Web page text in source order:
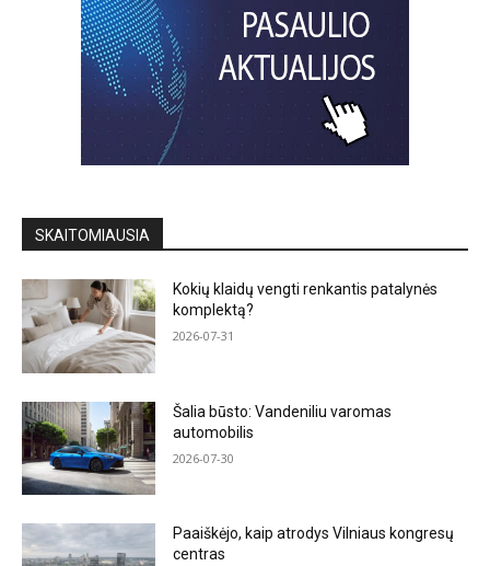
SKAITOMIAUSIA
Kokių klaidų vengti renkantis patalynės
komplektą?
2026-07-31
Šalia būsto: Vandeniliu varomas
automobilis
2026-07-30
Paaiškėjo, kaip atrodys Vilniaus kongresų
centras